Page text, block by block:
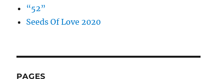
“52”
Seeds Of Love 2020
PAGES